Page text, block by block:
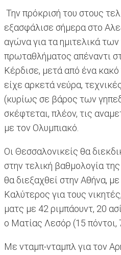
Την πρόκρισή του στους
εξασφάλισε σήμερα στο
αγώνα για τα ημιτελικά
πρωταθλήματος απέναντι
Κέρδισε, μετά από ένα κακό
είχε αρκετά νεύρα,
(κυρίως σε βάρος των
σκέφτεται, πλέον, τις
με τον Ολυμπιακό.
Οι Θεσσαλονικείς θα
στην τελική βαθμολογία
θα διεξαχθεί στην Αθήνα,
Καλύτερος για τους
ματς με 42 ριμπάουντ, 20
ο Ματίας Λεσόρ (15 πόντοι,
Με νταμπ-νταμπλ για τον